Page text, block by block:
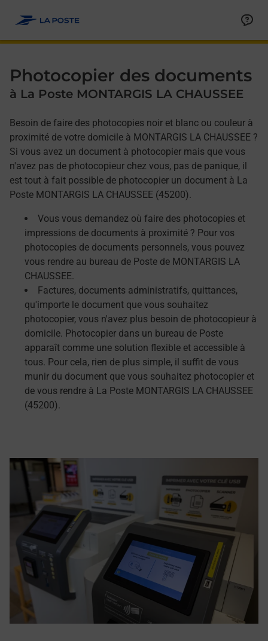
Photocopier des documents
à La Poste MONTARGIS LA CHAUSSEE
Besoin de faire des photocopies noir et blanc ou couleur à
proximité de votre domicile à MONTARGIS LA CHAUSSEE ?
Si vous avez un document à photocopier mais que vous
n'avez pas de photocopieur chez vous, pas de panique, il
est tout à fait possible de photocopier un document à La
Poste MONTARGIS LA CHAUSSEE (45200).
Vous vous demandez où faire des photocopies et
impressions de documents à proximité ? Pour vos
photocopies de documents personnels, vous pouvez
vous rendre au bureau de Poste de MONTARGIS LA
CHAUSSEE.
Factures, documents administratifs, quittances,
qu'importe le document que vous souhaitez
photocopier, vous n'avez plus besoin de photocopieur à
domicile. Photocopier dans un bureau de Poste
apparaît comme une solution flexible et accessible à
tous. Pour cela, rien de plus simple, il suffit de vous
munir du document que vous souhaitez photocopier et
de vous rendre à La Poste MONTARGIS LA CHAUSSEE
(45200).